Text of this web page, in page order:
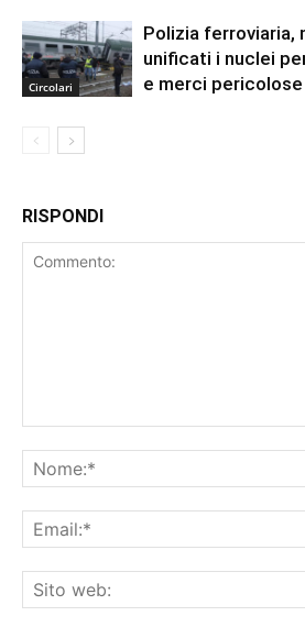
Circolari
Polizia ferroviaria,
unificati i nuclei
e merci pericolose
RISPONDI